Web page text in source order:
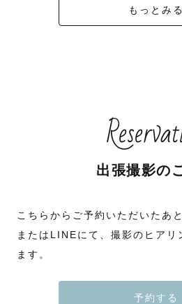
もっとみる
出張撮影の
こちらからご予約いただいたあ
またはLINEにて、撮影のヒアリ
ます。
予約する